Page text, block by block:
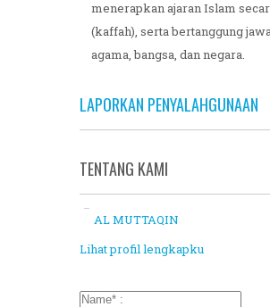
menerapkan ajaran Islam
(kaffah), serta bertanggung
agama, bangsa, dan negara.
LAPORKAN PENYALAHGUNAAN
TENTANG KAMI
AL MUTTAQIN
Lihat profil lengkapku